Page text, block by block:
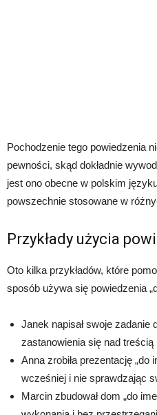
Pochodzenie tego powiedzenia
pewności, skąd dokładnie
jest ono obecne w polskim
powszechnie stosowane w
Przykłady użycia
Oto kilka przykładów, które
sposób używa się powiedzenia
Janek napisał swoje zadanie
zastanowienia się nad treścią
Anna zrobiła prezentację „do
wcześniej i nie sprawdzając
Marcin zbudował dom „do